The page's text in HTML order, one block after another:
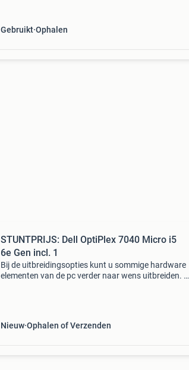
Gebruikt Ophalen
STUNTPRIJS: Dell OptiPlex 7040 Micro i5
6e Gen incl. 1
Bij de uitbreidingsopties kunt u sommige hardware
elementen van de pc verder naar wens uitbreiden. U
Nieuw Ophalen of Verzenden